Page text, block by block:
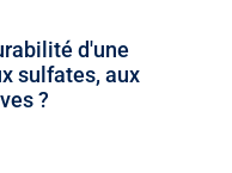
d'une
sulfates, aux
?